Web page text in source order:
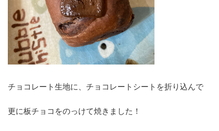
チョコレート生地に、チョコレートシートを折り込んで
更に板チョコをのっけて焼きました！